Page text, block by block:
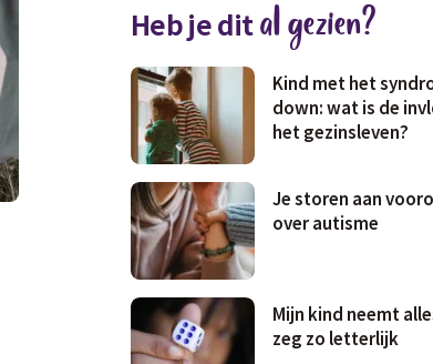
Heb je dital gezien?
Kind met het
down: wat is de
het gezinsleven?
Je storen aan
over autisme
Mijn kind neemt
zeg zo letterlijk